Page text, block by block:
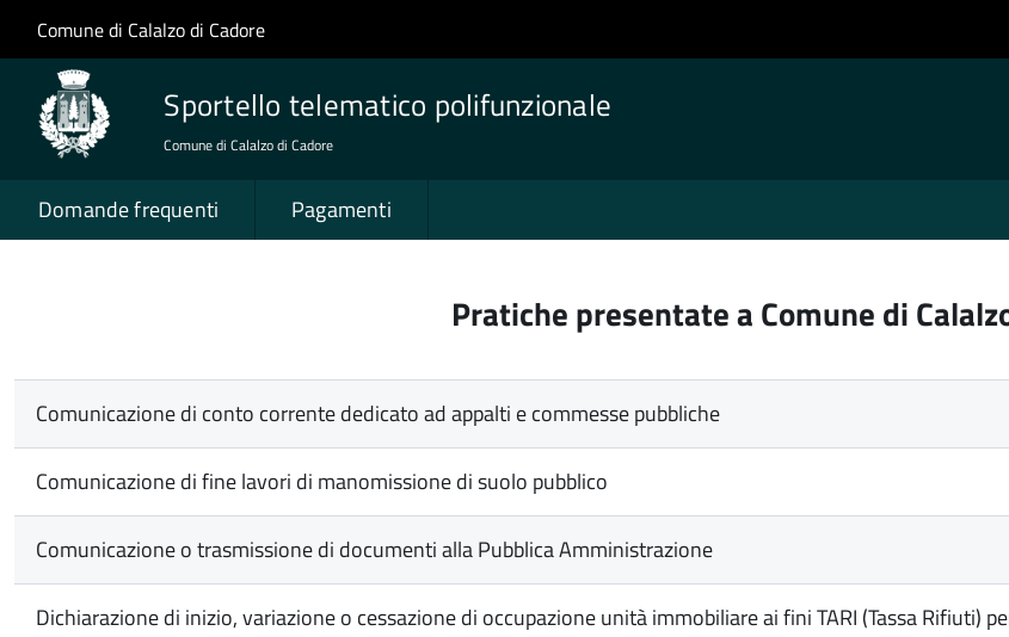
Salta al contenuto principale
Skip to site navigation
Comune di Calalzo di Cadore
Sportello telematico polifunzionale
Comune di Calalzo di Cadore
Domande frequenti Pagamenti
Pratiche presentate a Comune di
Comunicazione di conto corrente dedicato ad appalti e commesse pubbliche
Comunicazione di fine lavori di manomissione di suolo pubblico
Comunicazione o trasmissione di documenti alla Pubblica Amministrazione
Dichiarazione di inizio, variazione o cessazione di occupazione unità immobiliare ai fini TARI (Tassa Rifiuti)